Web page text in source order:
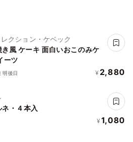
クション・ケベック
き風 ケーキ 面白いおこのみケ
ーツ
明後日 ¥ 2,880
・４本入
¥ 1,080